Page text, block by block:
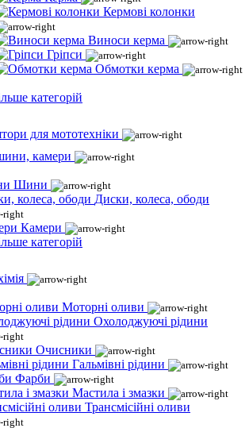
Кермові колонки
Виноси керма
Гріпси
Обмотки керма
категорій
для мототехніки
камери
Шини
Диски, колеса, ободи
Камери
категорій
Моторні оливи
Охолоджуючі рідини
Очисники
Гальмівні рідини
Фарби
Мастила і змазки
Трансмісійні оливи